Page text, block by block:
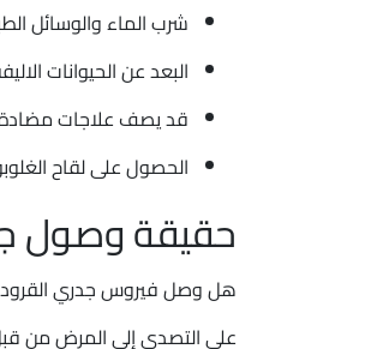
شرب الماء والوسائل
البعد عن الحيوانات
قد يصف علاجات مضادة
الحصول على لقاح
حقيقة وصول
هل وصل فيروس جدري القرود
على التصدي إلى المرض من قبل